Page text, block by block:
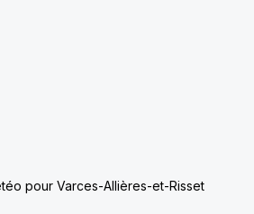
pour Varces-Allières-et-Risset